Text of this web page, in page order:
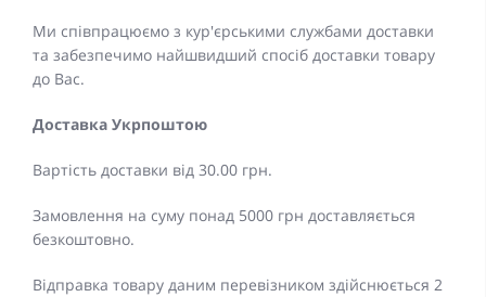
Ми співпрацюємо з кур'єрськими службами доставки
та забезпечимо найшвидший спосіб доставки товару
до Вас.
Доставка Укрпоштою
Вартість доставки від 30.00 грн.
Замовлення на суму понад 5000 грн доставляється
безкоштовно.
Відправка товару даним перевізником здійснюється 2